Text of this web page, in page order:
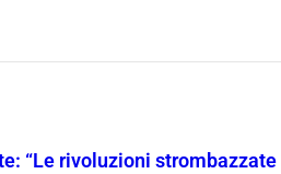
“Le rivoluzioni